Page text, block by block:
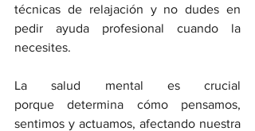
técnicas de relajación y no dudes en
pedir ayuda profesional cuando la
necesites.
La salud mental es crucial
porque determina cómo pensamos,
sentimos y actuamos, afectando nuestra